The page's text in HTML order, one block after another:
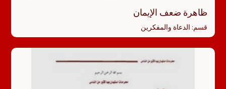
ظاهرة ضعف الإيمان
قسم: الدعاة والمفكرين